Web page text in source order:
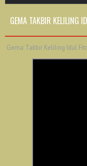
GEMA TAKBIR KELILING
Gema Takbir Keliling Idul